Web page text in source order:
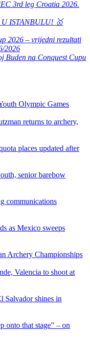
3rd leg Croatia 2026.
U ISTANBULU! 🥇
2026 – vrijedni rezultati
2026
Buden na Conquest Cupu
Olympic Games
returns to archery,
places updated after
senior barebow
communications
as Mexico sweeps
Archery Championships
Valencia to shoot at
Salvador shines in
onto that stage” – on